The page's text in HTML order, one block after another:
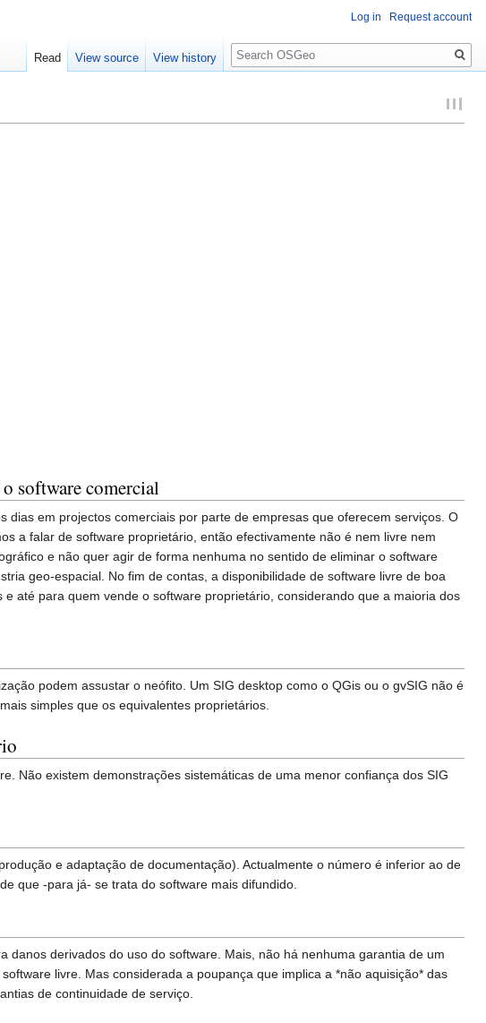
software comercial
em projectos comerciais por parte de empresas que oferecem serviços. O
a falar de software proprietário, então efectivamente não é nem livre nem
e não quer agir de forma nenhuma no sentido de eliminar o software
geo-espacial. No fim de contas, a disponibilidade de software livre de boa
até para quem vende o software proprietário, considerando que a maioria dos
podem assustar o neófito. Um SIG desktop como o QGis ou o gvSIG não é
simples que os equivalentes proprietários.
Não existem demonstrações sistemáticas de uma menor confiança dos SIG
e adaptação de documentação). Actualmente o número é inferior ao de
que -para já- se trata do software mais difundido.
derivados do uso do software. Mais, não há nenhuma garantia de um
livre. Mas considerada a poupança que implica a *não aquisição* das
de continuidade de serviço.
Log in Request account
Read View source View history
Search